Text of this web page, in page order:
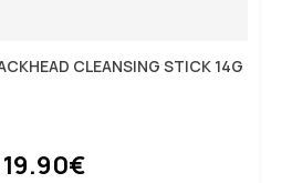
CLEANSING STICK 14G
19.90€